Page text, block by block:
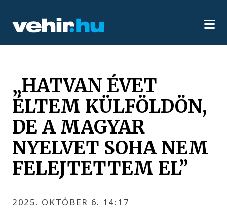
„HATVAN ÉVET
ÉLTEM KÜLFÖLDÖN,
DE A MAGYAR
NYELVET SOHA NEM
FELEJTETTEM EL”
2025. OKTÓBER 6. 14:17